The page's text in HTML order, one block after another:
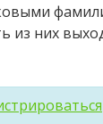
из них